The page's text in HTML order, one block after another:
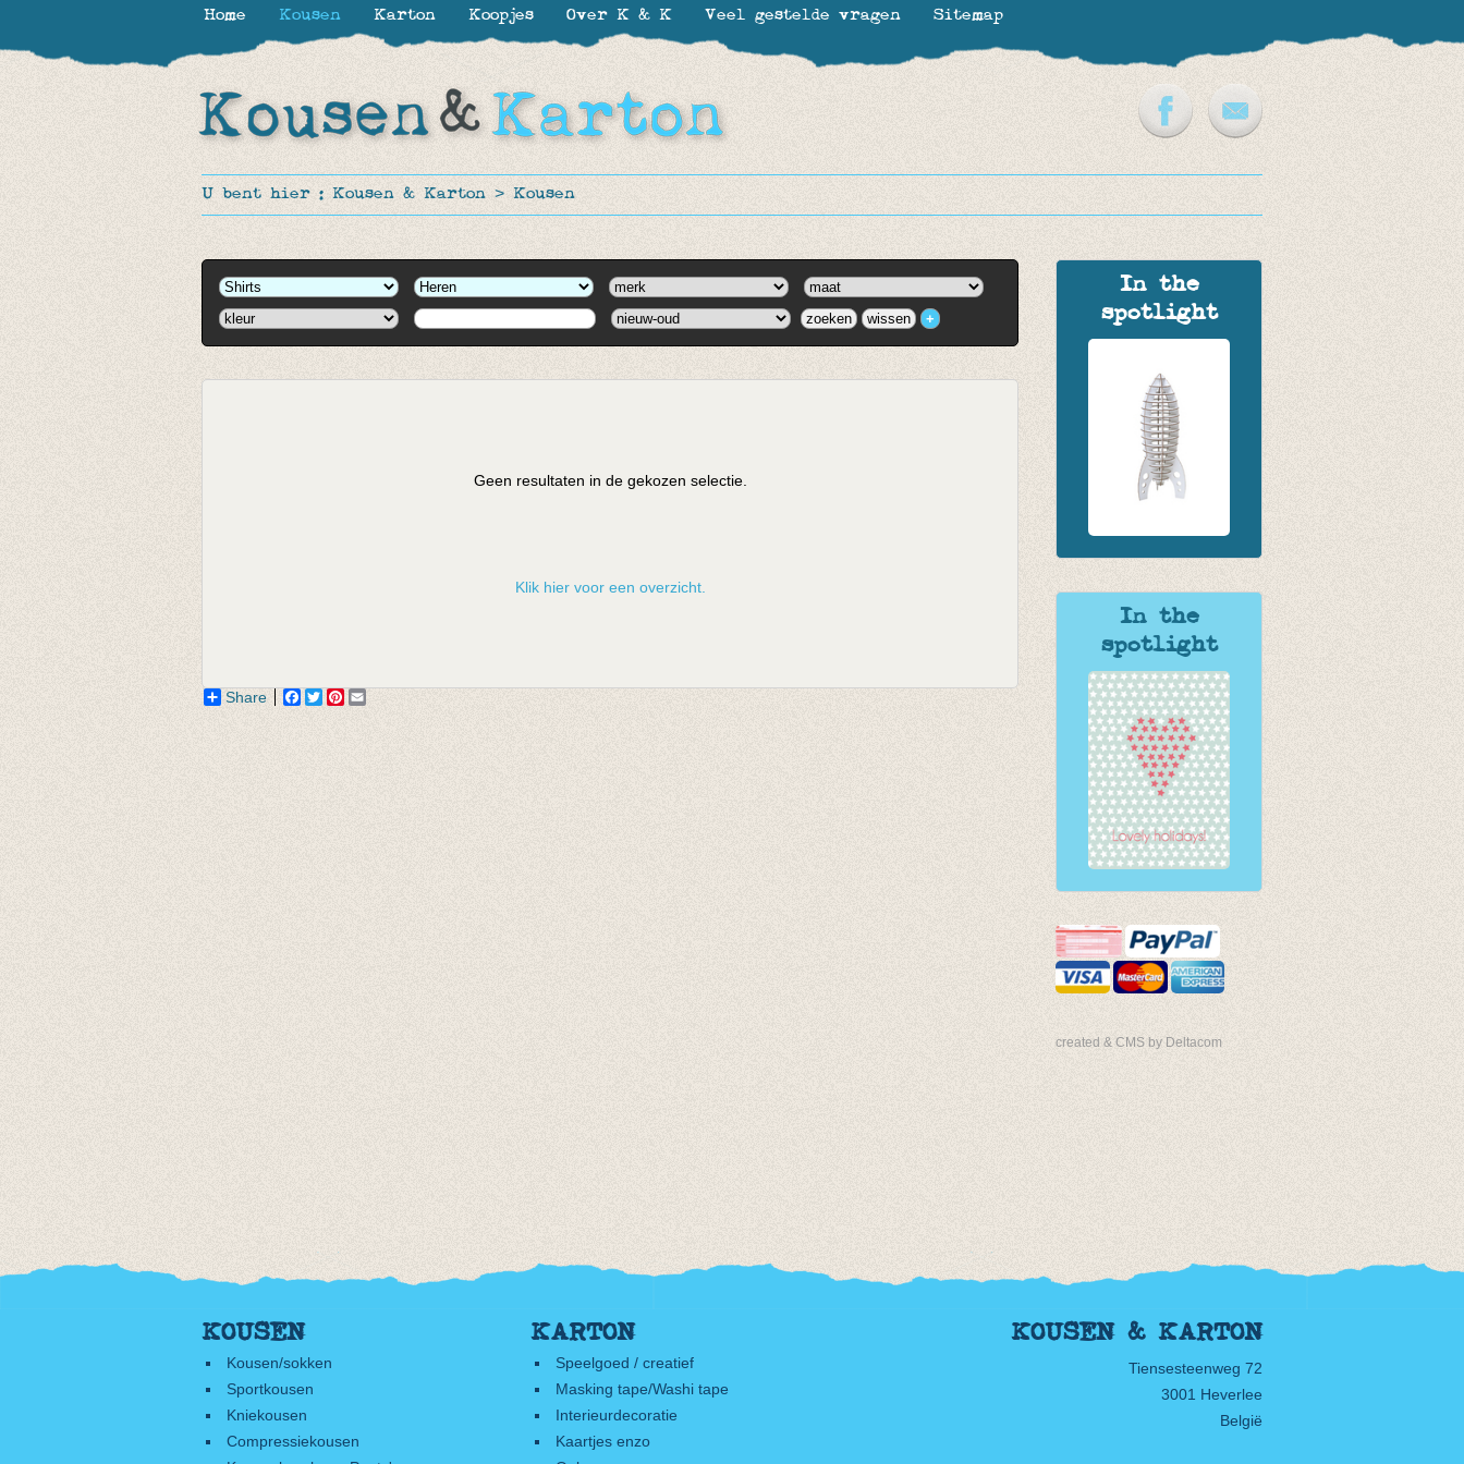
U bent hier : Kousen & Karton > Kousen
In the
spotlight
In the
spotlight
created & CMS by Deltacom
Geen resultaten in de gekozen selectie.
Klik hier voor een overzicht.
Share Facebook
TwitterPinterest
KOUSEN
Kousen/sokken
Sportkousen
Kniekousen
Compressiekousen
KARTON
Speelgoed / creatief
Masking tape/Washi tape
Interieurdecoratie
Kaartjes enzo
KOUSEN & KARTON
Tiensesteenweg 72
3001 Heverlee
België
Home Kousen Karton Koopjes Over K & K Veel gestelde vragen Sitemap